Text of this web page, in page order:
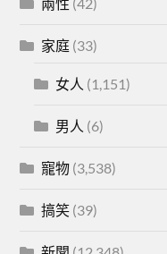
家庭 (33)
女人 (1,151)
男人 (6)
寵物 (3,538)
搞笑 (39)